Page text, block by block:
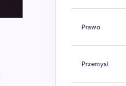
Prawo
Przemysł